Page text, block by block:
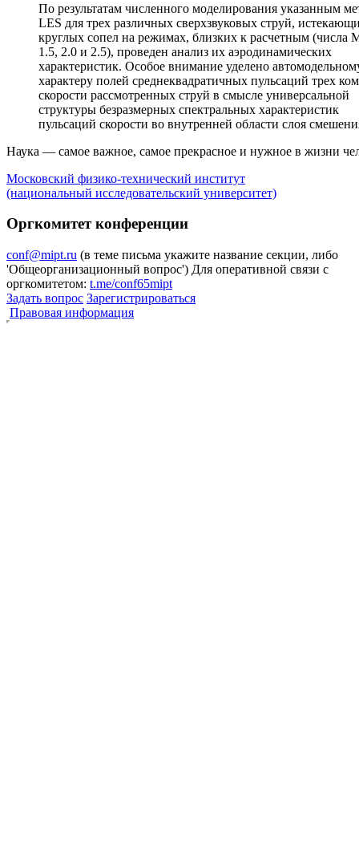
По результатам численного моделирования указанным
LES для трех различных сверхзвуковых струй,
круглых сопел на режимах, близких к расчетным (числа
1.5, 2.0 и 2.5), проведен анализ их аэродинамических
характеристик. Особое внимание уделено
характеру полей среднеквадратичных пульсаций трех
скорости рассмотренных струй в смысле универсальной
структуры безразмерных спектральных характеристик
пульсаций скорости во внутренней области слоя
Наука — самое важное, самое прекрасное и нужное в жизни
Московский физико-технический институт
(национальный исследовательский университет)
Оргкомитет конференции
conf@mipt.ru (в теме письма укажите название секции, либо
'Общеорганизационный вопрос') Для оперативной связи с
оргкомитетом: t.me/conf65mipt
Задать вопрос Зарегистрироваться
Правовая информация